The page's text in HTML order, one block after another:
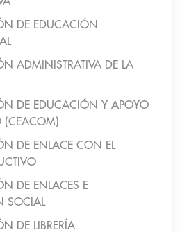
DE EDUCACIÓN
ADMINISTRATIVA DE LA
DE EDUCACIÓN Y APOYO
(CEACOM)
DE ENLACE CON EL
DE ENLACES E
SOCIAL
DE LIBRERÍA